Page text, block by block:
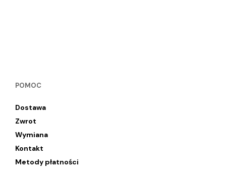
POMOC
Dostawa
Zwrot
Wymiana
Kontakt
Metody płatności